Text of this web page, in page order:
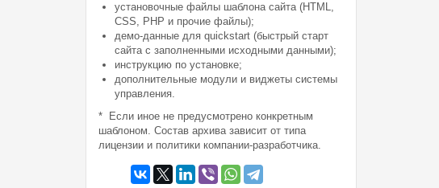
установочные файлы шаблона сайта (HTML,
CSS, PHP и прочие файлы);
демо-данные для quickstart (быстрый старт
сайта с заполненными исходными данными);
инструкцию по установке;
дополнительные модули и виджеты системы
управления.
* Если иное не предусмотрено конкретным
шаблоном. Состав архива зависит от типа
лицензии и политики компании-разработчика.